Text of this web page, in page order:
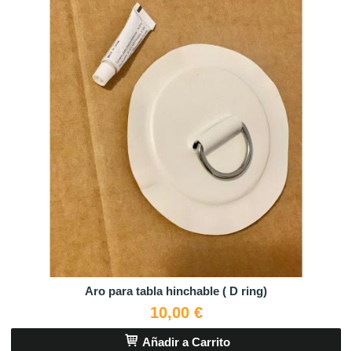
Aro para tabla hinchable ( D ring)
10,00 €
Añadir a Carrito